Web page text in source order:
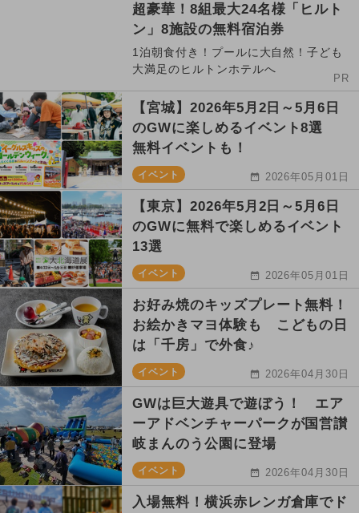
超豪華！8組最大24名様「ヒルト
ン」8施設の無料宿泊券
1泊朝食付き！プールに大自然！子ども
大満足のヒルトンホテルへ
PR
【宮城】2026年5月2日～5月6日
のGWに楽しめるイベント8選
無料イベントも！
イベント 2026年05月01日
【東京】2026年5月2日～5月6日
のGWに無料で楽しめるイベント
13選
イベント 2026年05月01日
お好み焼のキッズプレート無料！
お絵かきマヨ体験も こどもの日
は「千房」で外食♪
イベント 2026年04月30日
GWは巨大遊具で遊ぼう！ エア
ーアドベンチャーパークが国営讃
岐まんのう公園に登場
イベント 2026年04月30日
入場無料！横浜赤レンガ倉庫でド